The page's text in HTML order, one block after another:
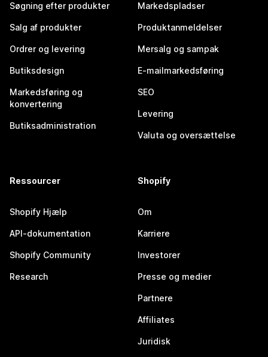
Søgning efter produkter
Salg af produkter
Ordrer og levering
Butiksdesign
Markedsføring og
konvertering
Butiksadministration
Markedspladser
Produktanmeldelser
Mersalg og sampak
E-mailmarkedsføring
SEO
Levering
Valuta og oversættelse
Ressourcer
Shopify Hjælp
API-dokumentation
Shopify Community
Research
Shopify
Om
Karriere
Investorer
Presse og medier
Partnere
Affiliates
Juridisk